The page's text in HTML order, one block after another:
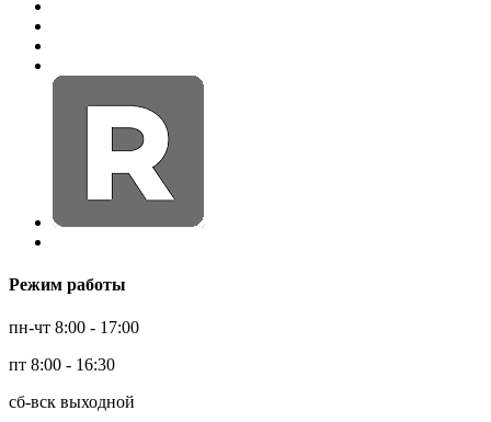
Режим работы
пн-чт 8:00 - 17:00
пт 8:00 - 16:30
сб-вск выходной